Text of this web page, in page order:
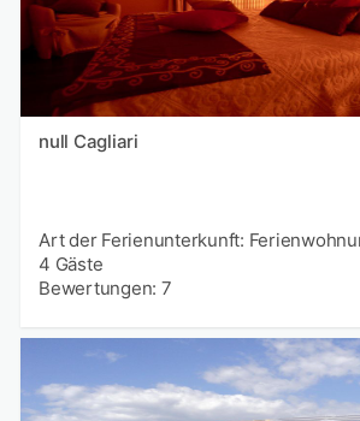
null Cagliari
Art der Ferienunterkunft:
4 Gäste
Bewertungen: 7